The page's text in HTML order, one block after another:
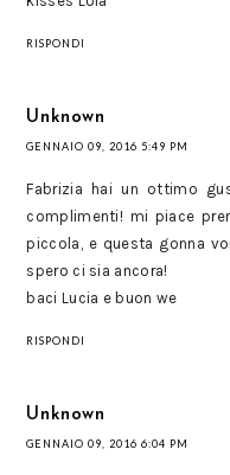
RISPONDI
Unknown
GENNAIO 09, 2016 5:49 PM
Fabrizia hai un ottimo
complimenti! mi piace
piccola, e questa gonna
spero ci sia ancora!
baci Lucia e buon we
RISPONDI
Unknown
GENNAIO 09, 2016 6:04 PM